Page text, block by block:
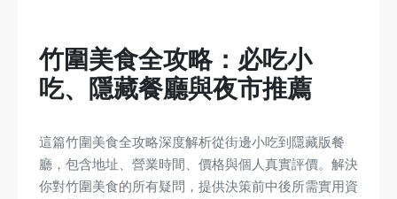
竹圍美食全攻略：必吃小
吃、隱藏餐廳與夜市推薦
這篇竹圍美食全攻略深度解析從街邊小吃到隱藏版餐
廳，包含地址、營業時間、價格與個人真實評價。解決
你對竹圍美食的所有疑問，提供決策前中後所需實用資